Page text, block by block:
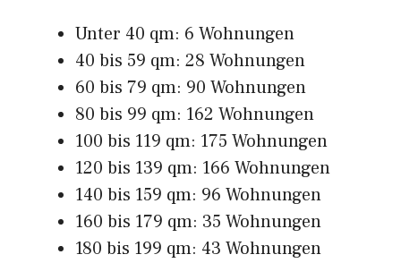
Unter 40 qm: 6 Wohnungen
40 bis 59 qm: 28 Wohnungen
60 bis 79 qm: 90 Wohnungen
80 bis 99 qm: 162 Wohnungen
100 bis 119 qm: 175 Wohnungen
120 bis 139 qm: 166 Wohnungen
140 bis 159 qm: 96 Wohnungen
160 bis 179 qm: 35 Wohnungen
180 bis 199 qm: 43 Wohnungen